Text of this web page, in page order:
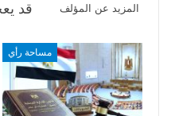
قد المزيد عن المؤلف
مساحة رأي